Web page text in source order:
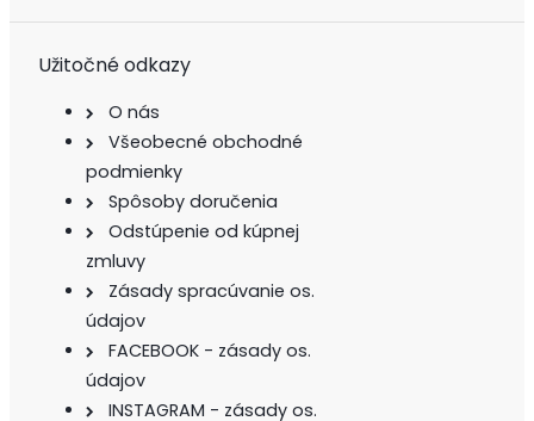
Užitočné odkazy
O nás
Všeobecné obchodné
podmienky
Spôsoby doručenia
Odstúpenie od kúpnej
zmluvy
Zásady spracúvanie os.
údajov
FACEBOOK - zásady os.
údajov
INSTAGRAM - zásady os.